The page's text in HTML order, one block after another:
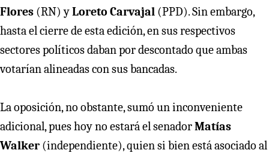
Flores (RN) yLoreto Carvajal (PPD). Sin embargo,
hasta el cierre de esta edición, en sus respectivos
sectores políticos daban por descontado que ambas
votarían alineadas con sus bancadas.
La oposición, no obstante, sumó un inconveniente
adicional, pues hoy no estará el senadorMatías
Walker (independiente), quien si bien está asociado al